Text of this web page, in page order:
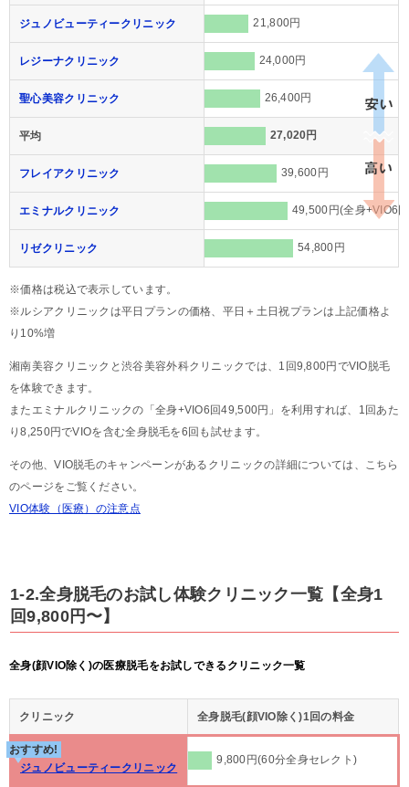
ジュノビューティークリニック 21,800円
レジーナクリニック 24,000円
聖心美容クリニック 26,400円
平均 27,020円
フレイアクリニック 39,600円
エミナルクリニック 49,500円(全身+VIO6
リゼクリニック 54,800円
※価格は税込で表示しています。
※ルシアクリニックは平日プランの価格、平日＋土日祝プランは上記価格よ
り10%増
湘南美容クリニックと渋谷美容外科クリニックでは、1回9,800円でVIO脱毛
を体験できます。
またエミナルクリニックの「全身+VIO6回49,500円」を利用すれば、1回あた
り8,250円でVIOを含む全身脱毛を6回も試せます。
その他、VIO脱毛のキャンペーンがあるクリニックの詳細については、こちら
のページをご覧ください。
VIO体験（医療）の注意点
1-2.全身脱毛のお試し体験クリニック一覧【全身1
回9,800円〜】
全身(顔VIO除く)の医療脱毛をお試しできるクリニック一覧
クリニック 全身脱毛(顔VIO除く)1回の料金
おすすめ!
ジュノビューティークリニック
9,800円(60分全身セレクト)